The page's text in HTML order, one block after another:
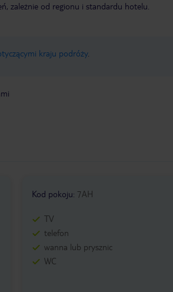
zależnie od regionu i standardu hotelu.
kraju podróży.
Kod pokoju: 7AH
TV
telefon
wanna lub prysznic
WC